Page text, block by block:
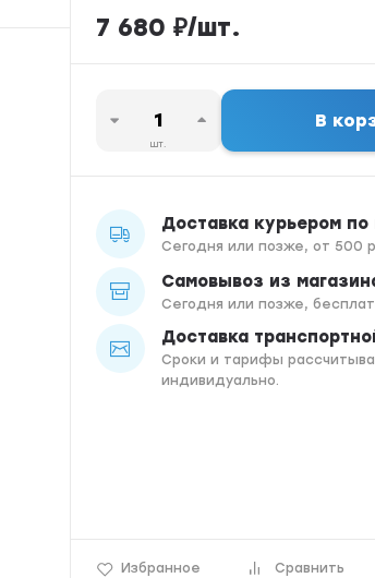
7 680 ₽/шт.
шт.
В
Доставка курьером по
Сегодня или позже, от 500
Самовывоз из
Сегодня или позже,
Доставка
Сроки и тарифы
индивидуально.
Избранное Сравнить